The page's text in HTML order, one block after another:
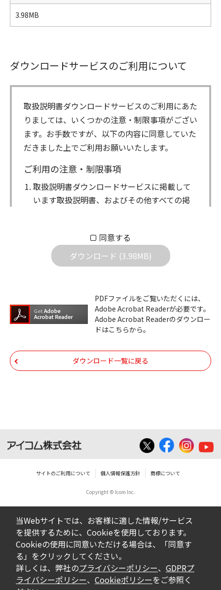
3.98MB
ダウンロードサービスのご利用について
取扱説明書ダウンロードサービスのご利用にあた
りましては、いくつかの注意・制限事項がござい
ます。お手数ですが、以下の内容に同意していた
だきました上でご利用お願いいたします。
ご利用の注意・制限事項
取扱説明書ダウンロードサービスに掲載して
います取扱説明書、およびその他すべての掲
属します。ダウンロードした取扱説明書は、
個人が本来の目的でご使用されることは可能
ですが、権利者の許諾を得ることなく、以下
ダウンロードした取扱説明書は、複製、賃
貸、改変、公衆送信、または公衆送信可能
化することはできません。
いは無償を問わず、第三者に譲渡あるいは
使用させる事ができません。
ダウンロードした取扱説明書等に使用され
の転用は一切出来ません。
ダウンロードした取扱説明書およびその他す
べての掲載物の変更は一切行わないでくださ
い。お客様による内容の変更により、何らか
の欠陥が生じたとしても、弊社では一切の保
証をいたしません。また、内容の変更の結
果、万一お客様に損害が生じたとしても、弊
社及び販売店等は一切の責任を負いません。
同意する
ダウンロード (3.98MB)
PDFファイルをご覧いただくには、
Adobe Acrobat Readerが必要です。
Adobe Acrobat Readerのダウンロー
ドはこちらから。
ダウンロード一覧に戻る
サイトのご利用について 個人情報保護方針 商標について
Copyright © Icom Inc.
当Webサイトでは、お客様に適した情報/サービス
を提供するために、Cookieを使用しております。
Cookieの使用に同意いただける場合は、「同意す
る」をクリックしてください。
詳しくは、弊社のプライバシーポリシー、 GDPRプ
ライバシーポリシー、 Cookieポリシーをご参照く